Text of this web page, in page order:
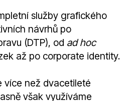
služby grafického
návrhů po
(DTP), od ad hoc
až po corporate identity.
více než dvacetileté
však využíváme